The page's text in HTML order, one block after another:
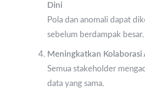
Dini
Pola dan anomali dapat
sebelum berdampak besar.
Meningkatkan Kolaborasi
Semua stakeholder
data yang sama.